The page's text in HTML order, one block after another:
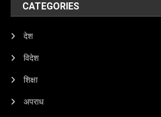
CATEGORIES
देश
विदेश
शिक्षा
अपराध